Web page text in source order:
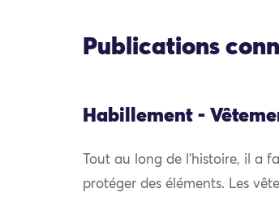
Publications
Habillement -
Tout au long de l’histoire, il a
protéger des éléments. Les